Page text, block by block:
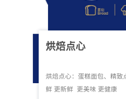
烘焙点心
烘焙点心：蛋糕面包、精致
鲜 更新鲜 更美味 更健康